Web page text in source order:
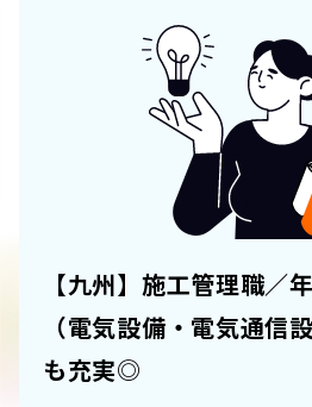
【九州】施工管理職／
（電気設備・電気通
も充実◎